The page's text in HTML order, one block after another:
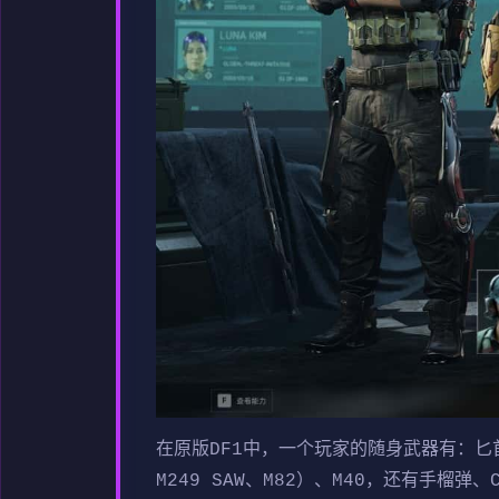
在原版DF1中，一个玩家的随身武器有：
M249 SAW、M82）、M40，还有手榴弹